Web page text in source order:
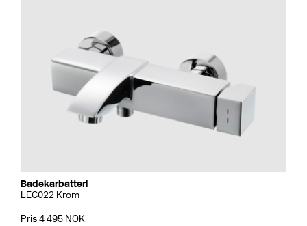
Badekarbatteri
LEC022 Krom
Pris 4 495 NOK